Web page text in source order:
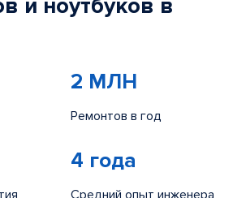
и ноутбуков в
2 МЛН
Ремонтов в год
4 года
Средний опыт инженера